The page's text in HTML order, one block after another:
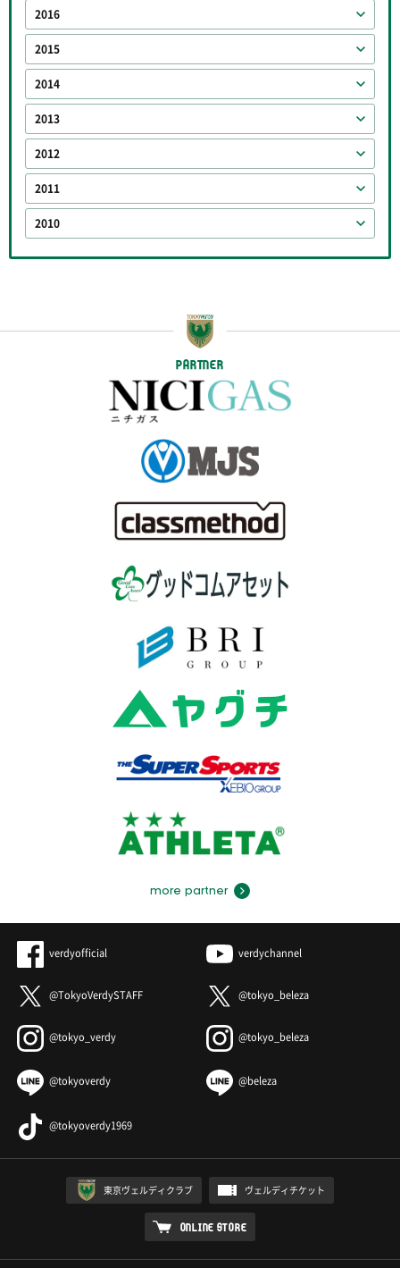
2016
2015
2014
2013
2012
2011
2010
PARTNER
more partner
verdyofficial verdychannel
@TokyoVerdySTAFF @tokyo_beleza
@tokyo_verdy @tokyo_beleza
@tokyoverdy @beleza
@tokyoverdy1969
東京ヴェルディクラブ ヴェルディチケット
ONLINE STORE